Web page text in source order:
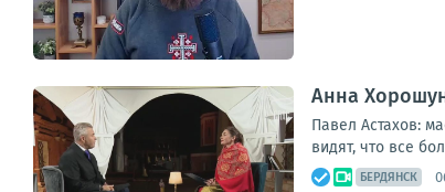
Анна
Павел Астахов:
видят, что все
БЕРДЯНСК